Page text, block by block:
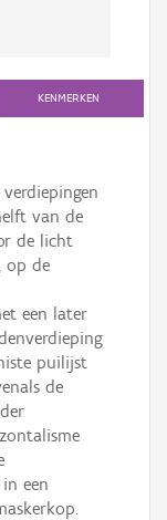
KENMERKEN
van de
de licht
op de
een later
puilijst
de
een